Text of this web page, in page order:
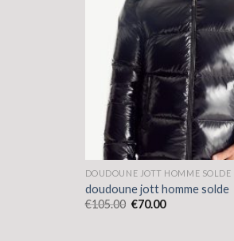
DOUDOUNE JOTT HOMME SOLDE
doudoune jott homme solde
€105.00 €70.00